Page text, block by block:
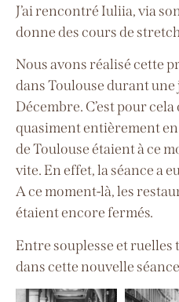
J’ai rencontré Iuliia, via
donne des cours de
Nous avons réalisé cette
dans Toulouse durant
Décembre. C’est pour cela
quasiment entièrement
de Toulouse étaient à ce
vite. En effet, la séance a
A ce moment-là, les
étaient encore fermés.
Entre souplesse et
dans cette nouvelle